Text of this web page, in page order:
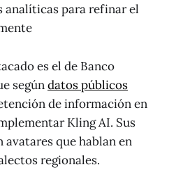
analíticas para refinar el
es el de Banco
segúndatos públicos
de información en
Kling AI. Sus
que hablan en
regionales.